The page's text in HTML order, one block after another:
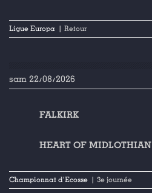
Ligue Europa | Retour
sam 22/08/2026
FALKIRK
HEART OF MIDLOTHIAN
Championnat d'Ecosse | 3e journée